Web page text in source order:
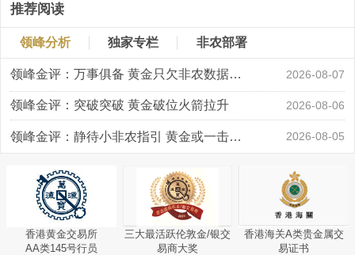
推荐阅读
领峰分析 独家专栏 非农部署
领峰金评：万事俱备 黄金只欠非农数据“东风” 2026-08-07
领峰金评：突破突破 黄金破位火箭拉升 2026-08-06
领峰金评：静待小非农指引 黄金或一击破局 2026-08-05
香港黄金交易所
AA类145号行员
三大最活跃伦敦金/银交
易商大奖
香港海关A类贵金属交
易证书